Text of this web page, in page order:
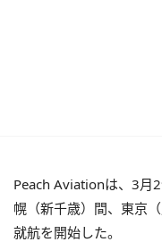
Peach Aviationは、3月
幌（新千歳）間、東京
就航を開始した。